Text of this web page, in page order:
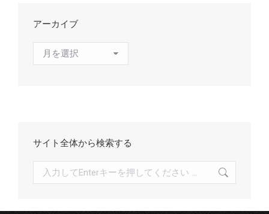
アーカイブ
サイト全体から検索する